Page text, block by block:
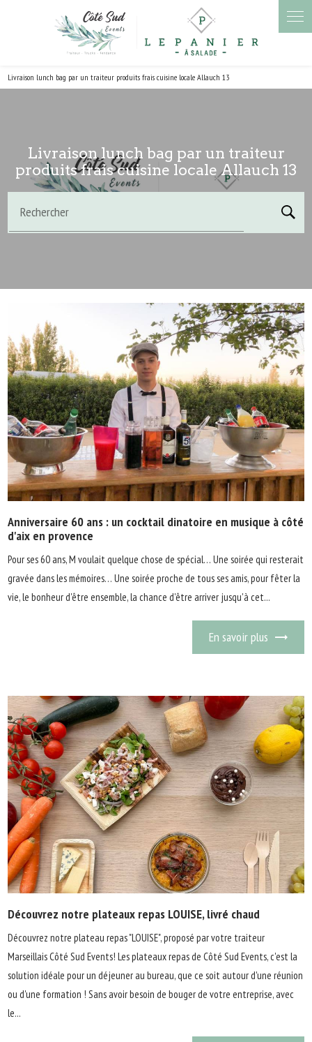
Livraison lunch bag par un traiteur produits frais cuisine locale Allauch 13
Livraison lunch bag par un traiteur
produits frais cuisine locale Allauch 13
Rechercher
Anniversaire 60 ans : un cocktail dinatoire en musique à côté
d'aix en provence
Pour ses 60 ans, M voulait quelque chose de spécial… Une soirée qui resterait
gravée dans les mémoires… Une soirée proche de tous ses amis, pour fêter la
vie, le bonheur d'être ensemble, la chance d'être arriver jusqu'à cet...
En savoir plus
Découvrez notre plateaux repas LOUISE, livré chaud
Découvrez notre plateau repas "LOUISE", proposé par votre traiteur
Marseillais Côté Sud Events! Les plateaux repas de Côté Sud Events, c'est la
solution idéale pour un déjeuner au bureau, que ce soit autour d'une réunion
ou d'une formation ! Sans avoir besoin de bouger de votre entreprise, avec
le...